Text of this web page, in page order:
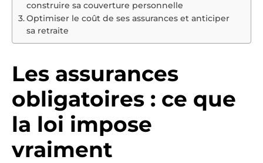
construire sa couverture personnelle
Optimiser le coût de ses assurances et anticiper
sa retraite
Les assurances
obligatoires : ce que
la loi impose
vraiment